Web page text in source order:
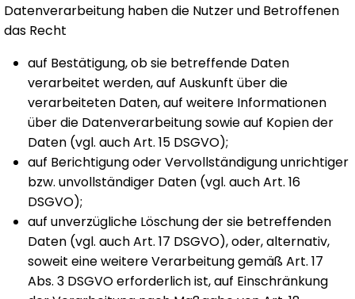
Datenverarbeitung haben die Nutzer und Betroffenen
das Recht
auf Bestätigung, ob sie betreffende Daten
verarbeitet werden, auf Auskunft über die
verarbeiteten Daten, auf weitere Informationen
über die Datenverarbeitung sowie auf Kopien der
Daten (vgl. auch Art. 15 DSGVO);
auf Berichtigung oder Vervollständigung unrichtiger
bzw. unvollständiger Daten (vgl. auch Art. 16
DSGVO);
auf unverzügliche Löschung der sie betreffenden
Daten (vgl. auch Art. 17 DSGVO), oder, alternativ,
soweit eine weitere Verarbeitung gemäß Art. 17
Abs. 3 DSGVO erforderlich ist, auf Einschränkung